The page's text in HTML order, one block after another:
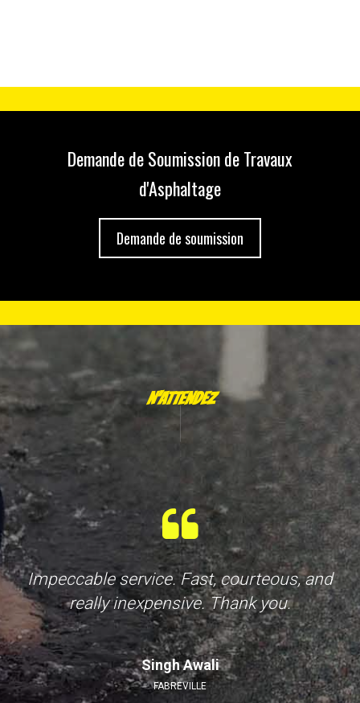
Demande de Soumission de Travaux
d'Asphaltage
Demande de soumission
N'ATTENDEZ PAS D'ÊTRE RENDU LÀ
|
Impeccable service. Fast, courteous, and
really inexpensive. Thank you.
Singh Awali
FABREVILLE